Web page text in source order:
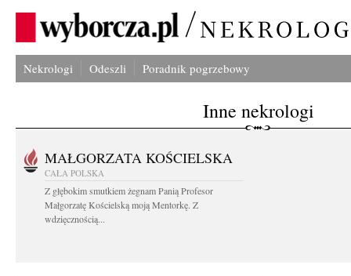
Nekrologi Odeszli Poradnik pogrzebowy
Inne nekrologi
MAŁGORZATA KOŚCIELSKA
CAŁA POLSKA
Z głębokim smutkiem żegnam Panią Profesor
Małgorzatę Kościelską moją Mentorkę. Z
wdzięcznością...